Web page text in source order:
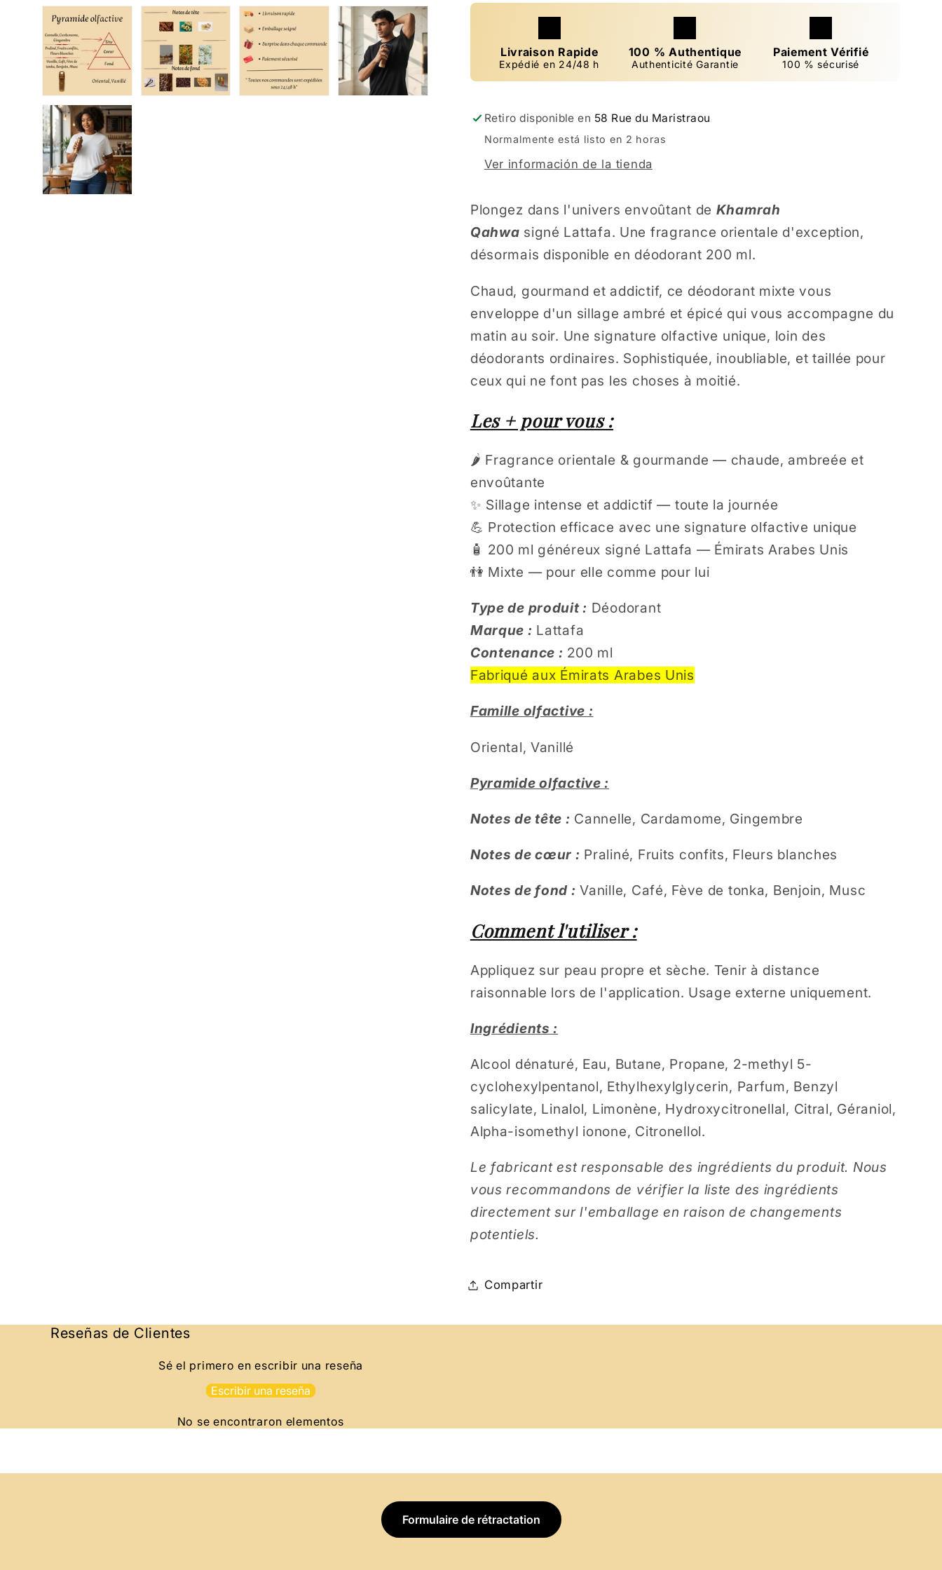
Livraison Rapide
Expédié en 24/48 h
100 % Authentique
Authenticité Garantie
Paiement Vérifié
100 % sécurisé
Retiro disponible en 58 Rue du Maristraou
Normalmente está listo en 2 horas
Ver información de la tienda
Plongez dans l'univers envoûtant de Khamrah
Qahwa signé Lattafa. Une fragrance orientale d'exception,
désormais disponible en déodorant 200 ml.
Chaud, gourmand et addictif, ce déodorant mixte vous
enveloppe d'un sillage ambré et épicé qui vous accompagne du
matin au soir. Une signature olfactive unique, loin des
déodorants ordinaires. Sophistiquée, inoubliable, et taillée pour
ceux qui ne font pas les choses à moitié.
Les + pour vous :
🌶️ Fragrance orientale & gourmande — chaude, ambreée et
envoûtante
✨ Sillage intense et addictif — toute la journée
💪 Protection efficace avec une signature olfactive unique
🧴 200 ml généreux signé Lattafa — Émirats Arabes Unis
👫 Mixte — pour elle comme pour lui
Type de produit : Déodorant
Marque : Lattafa
Contenance : 200 ml
Fabriqué aux Émirats Arabes Unis
Famille olfactive :
Oriental, Vanillé
Pyramide olfactive :
Notes de tête : Cannelle, Cardamome, Gingembre
Notes de cœur : Praliné, Fruits confits, Fleurs blanches
Notes de fond : Vanille, Café, Fève de tonka, Benjoin, Musc
Comment l'utiliser :
Appliquez sur peau propre et sèche. Tenir à distance
raisonnable lors de l'application. Usage externe uniquement.
Ingrédients :
Alcool dénaturé, Eau, Butane, Propane, 2-methyl 5-
cyclohexylpentanol, Ethylhexylglycerin, Parfum, Benzyl
salicylate, Linalol, Limonène, Hydroxycitronellal, Citral, Géraniol,
Alpha-isomethyl ionone, Citronellol.
Le fabricant est responsable des ingrédients du produit. Nous
vous recommandons de vérifier la liste des ingrédients
directement sur l'emballage en raison de changements
potentiels.
Compartir
Reseñas de Clientes
Sé el primero en escribir una reseña
Escribir una reseña
No se encontraron elementos
Formulaire de rétractation